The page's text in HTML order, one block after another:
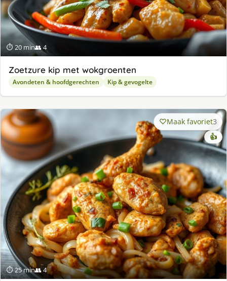
⏱ 20 min👥 4
Zoetzure kip met wokgroenten
Avondeten & hoofdgerechten Kip & gevogelte
⏱ 25 min👥 4
Maak favoriet3
👍